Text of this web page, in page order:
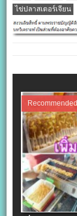
ไข่ปลาสเตอร์เจียน
Recommended